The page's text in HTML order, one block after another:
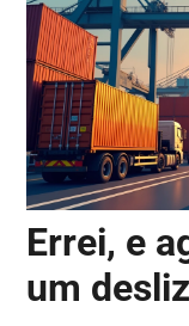
Errei, e
um